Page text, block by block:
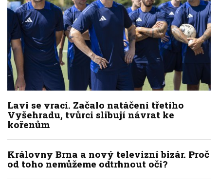
Lavi se vrací. Začalo natáčení třetího
Vyšehradu, tvůrci slibují návrat ke
kořenům
Královny Brna a nový televizní bizár. Proč
od toho nemůžeme odtrhnout oči?